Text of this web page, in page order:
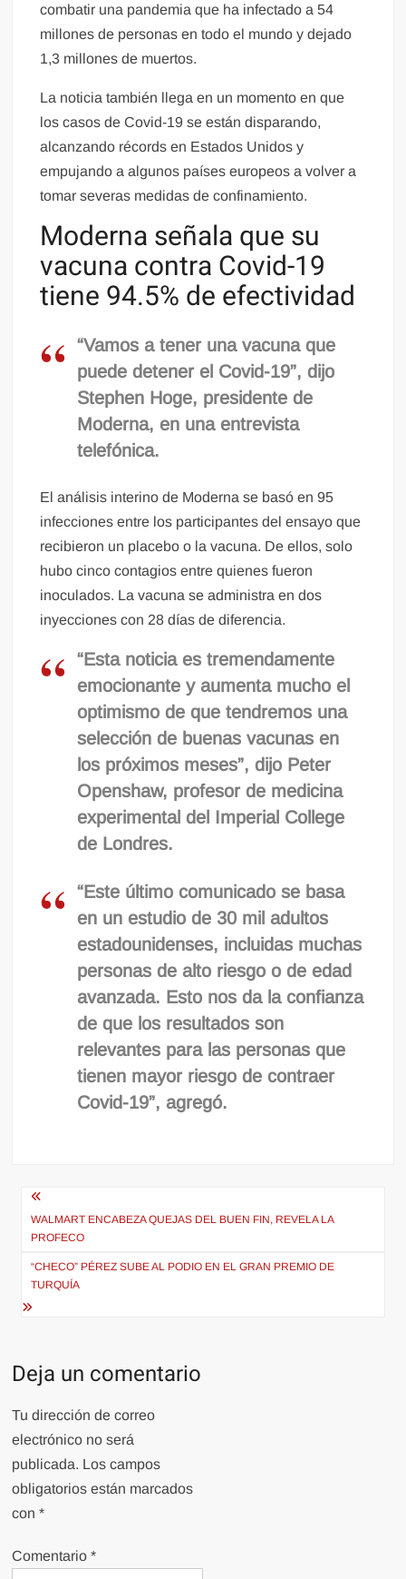
combatir una pandemia que ha infectado a 54
millones de personas en todo el mundo y dejado
1,3 millones de muertos.
La noticia también llega en un momento en que
los casos de Covid-19 se están disparando,
alcanzando récords en Estados Unidos y
empujando a algunos países europeos a volver a
tomar severas medidas de confinamiento.
Moderna señala que su
vacuna contra Covid-19
tiene 94.5% de efectividad
“Vamos a tener una vacuna que
puede detener el Covid-19”, dijo
Stephen Hoge, presidente de
Moderna, en una entrevista
telefónica.
El análisis interino de Moderna se basó en 95
infecciones entre los participantes del ensayo que
recibieron un placebo o la vacuna. De ellos, solo
hubo cinco contagios entre quienes fueron
inoculados. La vacuna se administra en dos
inyecciones con 28 días de diferencia.
“Esta noticia es tremendamente
emocionante y aumenta mucho el
optimismo de que tendremos una
selección de buenas vacunas en
los próximos meses”, dijo Peter
Openshaw, profesor de medicina
experimental del Imperial College
de Londres.
“Este último comunicado se basa
en un estudio de 30 mil adultos
estadounidenses, incluidas muchas
personas de alto riesgo o de edad
avanzada. Esto nos da la confianza
de que los resultados son
relevantes para las personas que
tienen mayor riesgo de contraer
Covid-19”, agregó.
Navegación
de
entradas
WALMART ENCABEZA QUEJAS DEL BUEN FIN, REVELA LA
PROFECO
“CHECO” PÉREZ SUBE AL PODIO EN EL GRAN PREMIO DE
TURQUÍA
Deja un comentario
Tu dirección de correo
electrónico no será
publicada. Los campos
obligatorios están marcados
con*
Comentario*